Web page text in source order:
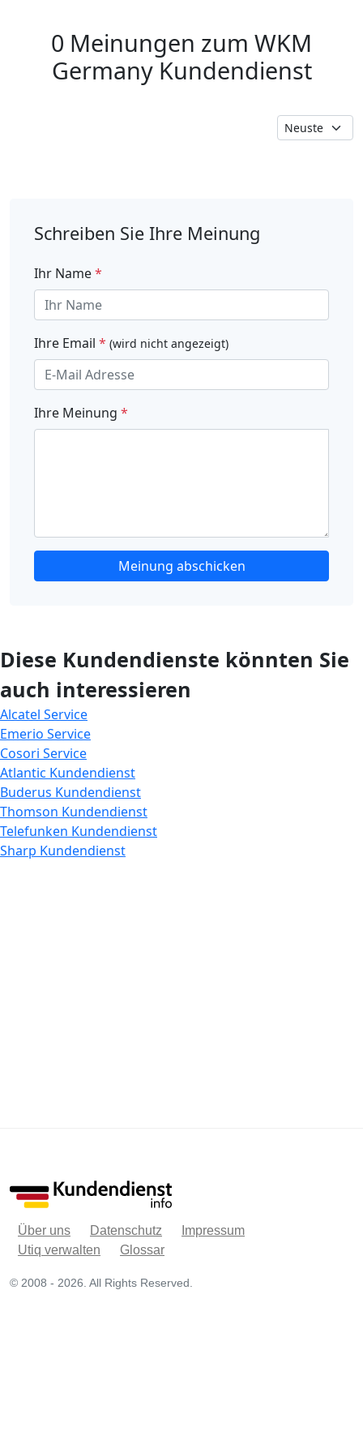
0 Meinungen zum WKM
Germany Kundendienst
Schreiben Sie Ihre Meinung
Ihr Name*
Ihre Email * (wird nicht angezeigt)
Ihre Meinung *
Meinung abschicken
Diese Kundendienste könnten Sie
auch interessieren
Alcatel Service
Emerio Service
Cosori Service
Atlantic Kundendienst
Buderus Kundendienst
Thomson Kundendienst
Telefunken Kundendienst
Sharp Kundendienst
Über uns Datenschutz
Impressum
Utiq verwalten
Glossar
© 2008 - 2026. All Rights Reserved.